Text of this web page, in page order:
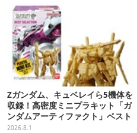
Zガンダム、キュベレイら5機体を
収録！高密度ミニプラキット「ガ
ンダムアーティファクト」ベスト
セレクションが10月発売
2026.8.1